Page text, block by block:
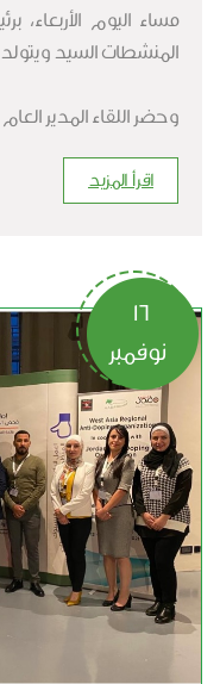
مساء اليوم الأربعاء،
المنشطات السيد ويتولد
وحضر اللقاء المدير
اقرأ المزيد
16
نوفمبر